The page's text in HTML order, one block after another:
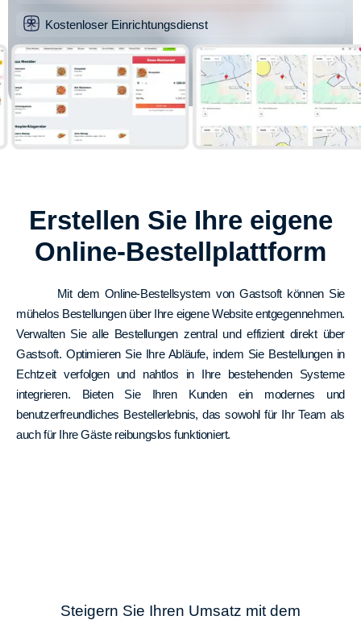
Kostenloser Einrichtungsdienst
Erstellen Sie Ihre eigene
Online-Bestellplattform
Mit dem Online-Bestellsystem von Gastsoft können Sie
mühelos Bestellungen über Ihre eigene Website entgegennehmen.
Verwalten Sie alle Bestellungen zentral und effizient direkt über
Gastsoft. Optimieren Sie Ihre Abläufe, indem Sie Bestellungen in
Echtzeit verfolgen und nahtlos in Ihre bestehenden Systeme
integrieren. Bieten Sie Ihren Kunden ein modernes und
benutzerfreundliches Bestellerlebnis, das sowohl für Ihr Team als
auch für Ihre Gäste reibungslos funktioniert.
Steigern Sie Ihren Umsatz mit dem